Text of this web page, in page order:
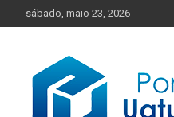
to
sábado, maio 23, 2026